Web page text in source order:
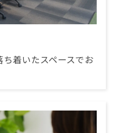
着いたスペースでお